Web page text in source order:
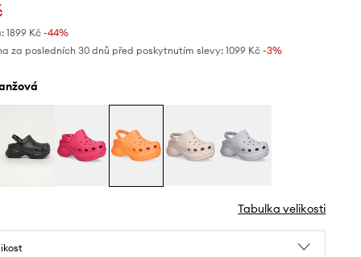
1899 Kč-44%
za posledních 30 dnů před poskytnutím slevy: 1099 Kč -3%
Tabulka velikosti